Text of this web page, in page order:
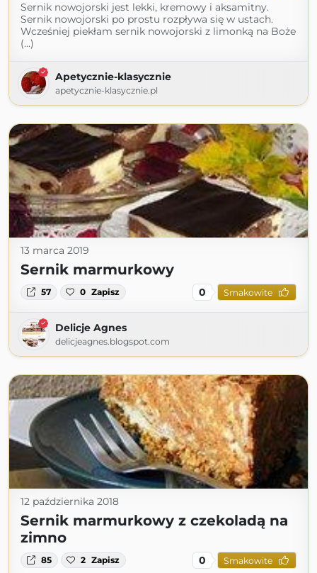
Sernik nowojorski jest lekki, kremowy i aksamitny.
Sernik nowojorski po prostu rozpływa się w ustach.
Wcześniej piekłam sernik nowojorski z limonką na Boże
(...)
Apetycznie-klasycznie
apetycznie-klasycznie.pl
13 marca 2019
Sernik marmurkowy
57 0 Zapisz 0 Smakowite
Delicje Agnes
delicjeagnes.blogspot.com
12 października 2018
Sernik marmurkowy z czekoladą na
zimno
85 2 Zapisz 0 Smakowite